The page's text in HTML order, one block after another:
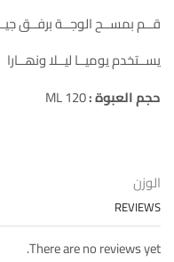
قــم بمســح الوجــة برفــق
یســتخدم یومیــا لیــلا ونھــارا
حجم العبوة:
الوزن
REVIEWS
There are no reviews yet.